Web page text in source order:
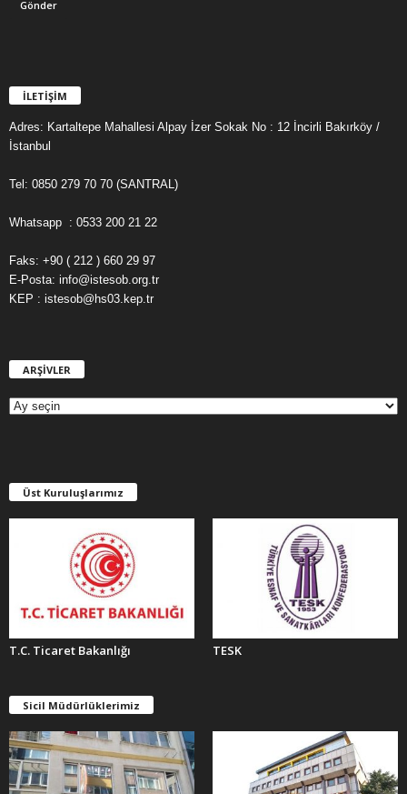
İLETİŞİM
Adres: Kartaltepe Mahallesi Alpay İzer Sokak No : 12 İncirli Bakırköy /
İstanbul
Tel: 0850 279 70 70 (SANTRAL)
Whatsapp : 0533 200 21 22
Faks: +90 ( 212 ) 660 29 97
E-Posta: info@istesob.org.tr
KEP : istesob@hs03.kep.tr
ARŞİVLER
E
R
Üst Kuruluşlarımız
T.C. Ticaret Bakanlığı TESK
Sicil Müdürlüklerimiz